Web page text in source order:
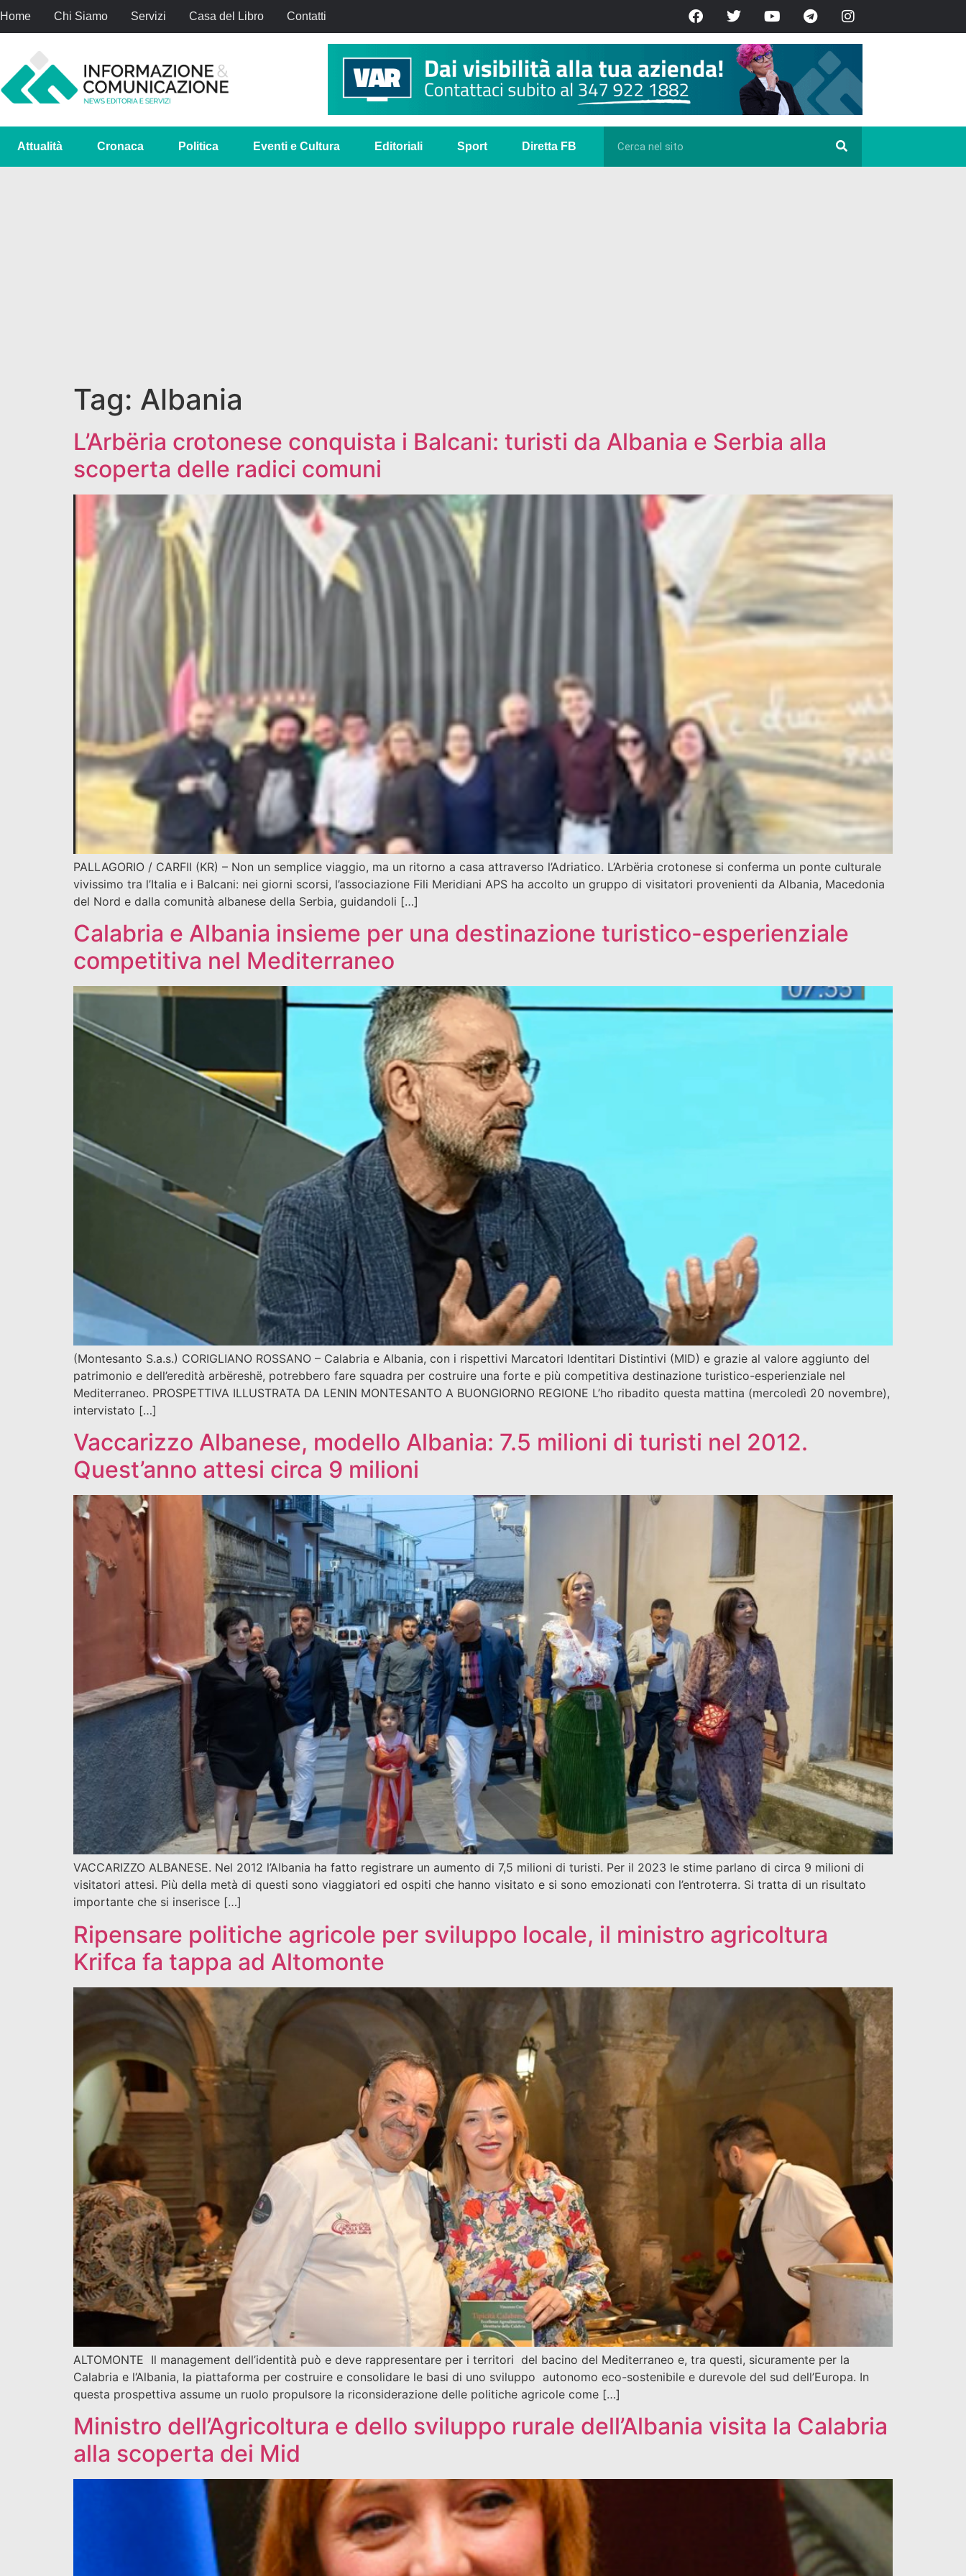
Home Chi Siamo Servizi Casa del Libro Contatti
Attualità Cronaca Politica Eventi e Cultura Editoriali Sport Diretta FB
Tag: Albania
L’Arbëria crotonese conquista i Balcani: turisti da Albania e Serbia alla
scoperta delle radici comuni
PALLAGORIO / CARFII (KR) – Non un semplice viaggio, ma un ritorno a casa attraverso l’Adriatico. L’Arbëria crotonese si conferma un ponte culturale
vivissimo tra l’Italia e i Balcani: nei giorni scorsi, l’associazione Fili Meridiani APS ha accolto un gruppo di visitatori provenienti da Albania, Macedonia
del Nord e dalla comunità albanese della Serbia, guidandoli […]
Calabria e Albania insieme per una destinazione turistico-esperienziale
competitiva nel Mediterraneo
(Montesanto S.a.s.) CORIGLIANO ROSSANO – Calabria e Albania, con i rispettivi Marcatori Identitari Distintivi (MID) e grazie al valore aggiunto del
patrimonio e dell’eredità arbëreshë, potrebbero fare squadra per costruire una forte e più competitiva destinazione turistico-esperienziale nel
Mediterraneo. PROSPETTIVA ILLUSTRATA DA LENIN MONTESANTO A BUONGIORNO REGIONE L’ho ribadito questa mattina (mercoledì 20 novembre),
intervistato […]
Vaccarizzo Albanese, modello Albania: 7.5 milioni di turisti nel 2012.
Quest’anno attesi circa 9 milioni
VACCARIZZO ALBANESE. Nel 2012 l’Albania ha fatto registrare un aumento di 7,5 milioni di turisti. Per il 2023 le stime parlano di circa 9 milioni di
visitatori attesi. Più della metà di questi sono viaggiatori ed ospiti che hanno visitato e si sono emozionati con l’entroterra. Si tratta di un risultato
importante che si inserisce […]
Ripensare politiche agricole per sviluppo locale, il ministro agricoltura
Krifca fa tappa ad Altomonte
ALTOMONTE Il management dell’identità può e deve rappresentare per i territori del bacino del Mediterraneo e, tra questi, sicuramente per la
Calabria e l‘Albania, la piattaforma per costruire e consolidare le basi di uno sviluppo autonomo eco-sostenibile e durevole del sud dell’Europa. In
questa prospettiva assume un ruolo propulsore la riconsiderazione delle politiche agricole come […]
Ministro dell’Agricoltura e dello sviluppo rurale dell’Albania visita la Calabria
alla scoperta dei Mid